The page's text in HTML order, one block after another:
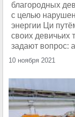
благородных
с целью
энергии Ци
своих девичьих
задают вопрос:
10 ноября 2021